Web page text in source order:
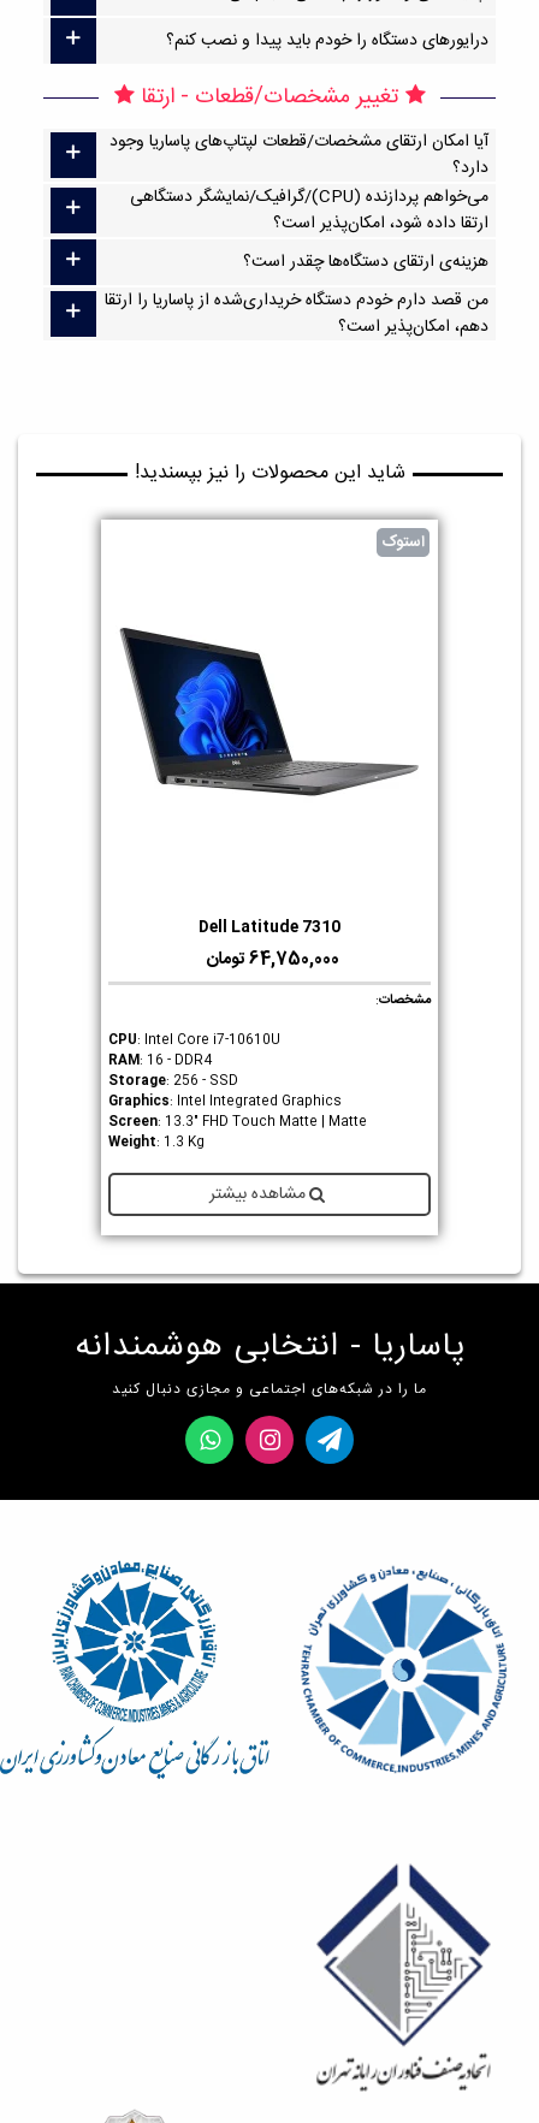
درایورهای دستگاه را خودم باید پیدا و نصب کنم؟
تغییر مشخصات/قطعات - ارتقا
آیا امکان ارتقا‌ی مشخصات/قطعات لپتاپ‌های پاساریا وجود
دارد؟
می‌خواهم پردازنده (CPU)/گرافیک/نمایشگر دستگاهی
ارتقا داده شود، امکان‌پذیر است؟
هزینه‌ی ارتقای دستگاه‌ها چقدر است؟
من قصد دارم خودم دستگاه خریداری‌شده از پاساریا را ارتقا
دهم، امکان‌پذیر است؟
شاید این محصولات را نیز بپسندید!
استوک
Dell Latitude 7310
64,750,000 تومان
مشخصات:
CPU: Intel Core i7-10610U
RAM: 16 - DDR4
Storage: 256 - SSD
Graphics: Intel Integrated Graphics
Screen: 13.3" FHD Touch Matte | Matte
Weight: 1.3 Kg
مشاهده بیشتر
پاساریا - انتخابی هوشمندانه
ما را در شبکه‌های اجتماعی و مجازی دنبال کنید